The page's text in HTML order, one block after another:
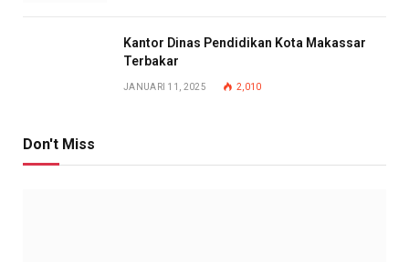
Kantor Dinas Pendidikan Kota Makassar
Terbakar
JANUARI 11, 2025 2,010
Don't Miss